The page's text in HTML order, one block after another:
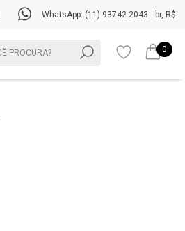
br, R$
WhatsApp: (11) 93742-2043
0